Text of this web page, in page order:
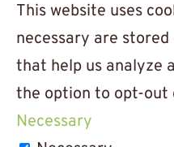
This website uses
necessary are
that help us analyze
the option to opt-out
Necessary